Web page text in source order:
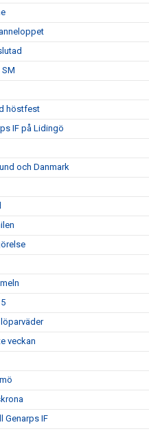
SM
höstfest
IF på Lidingö
och Danmark
veckan
Genarps IF